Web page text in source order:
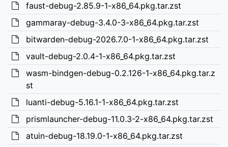
faust-debug-2.85.9-1-x86_64.pkg.tar.zst
gammaray-debug-3.4.0-3-x86_64.pkg.tar.zst
bitwarden-debug-2026.7.0-1-x86_64.pkg.tar.zst
vault-debug-2.0.4-1-x86_64.pkg.tar.zst
wasm-bindgen-debug-0.2.126-1-x86_64.pkg.tar.z
st
luanti-debug-5.16.1-1-x86_64.pkg.tar.zst
prismlauncher-debug-11.0.3-2-x86_64.pkg.tar.zst
atuin-debug-18.19.0-1-x86_64.pkg.tar.zst